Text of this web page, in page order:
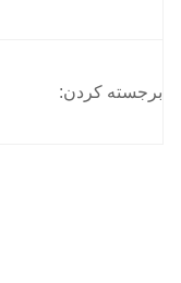
برجسته کردن: